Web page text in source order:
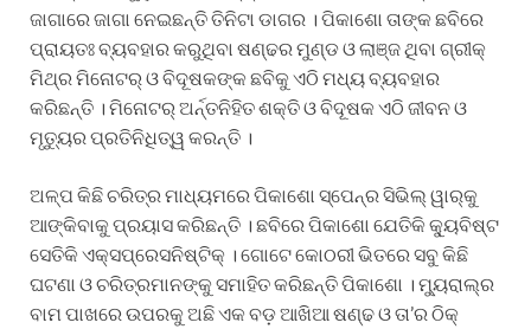
ଜାଗାରେ ଜାଗା ନେଇଛନ୍ତି ତିନିଟା ଡାଗର । ପିକାଶୋ ତାଙ୍କ ଛବିରେ
ପ୍ରାୟତଃ ବ୍ୟବହାର କରୁଥିବା ଷଣ୍ଢର ମୁଣ୍ଡ ଓ ଲାଞ୍ଜ ଥିବା ଗ୍ରୀକ୍
ମିଥ୍‌ର ମିନୋଟର୍ ଓ ବିଦୂଷକଙ୍କ ଛବିକୁ ଏଠି ମଧ୍ୟ ବ୍ୟବହାର
କରିଛନ୍ତି । ମିନୋଟର୍ ଅର୍ନ୍ତନିହିତ ଶକ୍ତି ଓ ବିଦୂଷକ ଏଠି ଜୀବନ ଓ
ମୃତ୍ୟୁର ପ୍ରତିନିଧିତ୍ୱ କରନ୍ତି ।
ଅଳ୍ପ କିଛି ଚରିତ୍ର ମାଧ୍ୟମରେ ପିକାଶୋ ସ୍ପେନ୍‌ର ସିଭିଲ୍ ୱାର୍‌କୁ
ଆଙ୍କିବାକୁ ପ୍ରୟାସ କରିଛନ୍ତି । ଛବିରେ ପିକାଶୋ ଯେତିକି କ୍ୟୁବିଷ୍ଟ
ସେତିକି ଏକ୍ସପ୍ରେସନିଷ୍ଟିକ୍ । ଗୋଟେ କୋଠରୀ ଭିତରେ ସବୁ କିଛି
ଘଟଣା ଓ ଚରିତ୍ରମାନଙ୍କୁ ସମାହିତ କରିଛନ୍ତି ପିକାଶୋ । ମ୍ୟୁରାଲ୍‌ର
ବାମ ପାଖରେ ଉପରକୁ ଅଛି ଏକ ବଡ଼ ଆଖିଆ ଷଣ୍ଢ ଓ ତା’ର ଠିକ୍